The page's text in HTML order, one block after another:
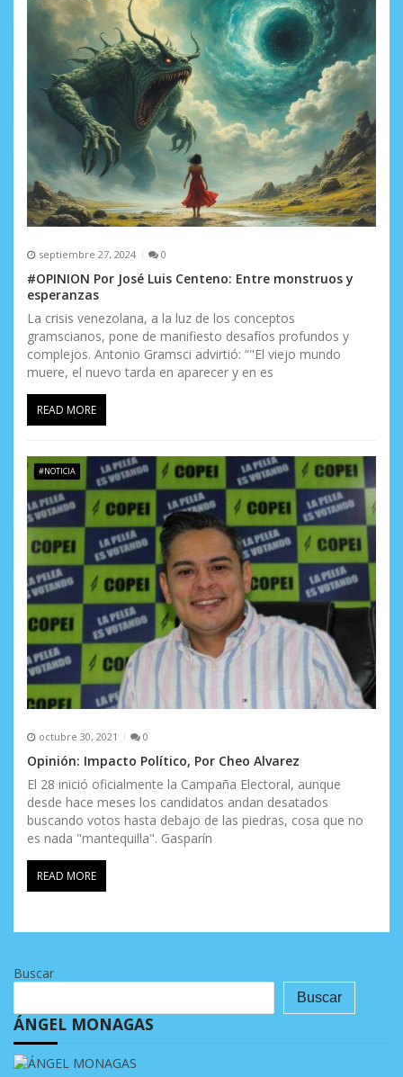
septiembre 27, 2024 0
#OPINION Por José Luis Centeno: Entre monstruos y
esperanzas
La crisis venezolana, a la luz de los conceptos
gramscianos, pone de manifiesto desafíos profundos y
complejos. Antonio Gramsci advirtió: “"El viejo mundo
muere, el nuevo tarda en aparecer y en es
READ MORE
#NOTICIA
octubre 30, 2021 0
Opinión: Impacto Político, Por Cheo Alvarez
El 28 inició oficialmente la Campaña Electoral, aunque
desde hace meses los candidatos andan desatados
buscando votos hasta debajo de las piedras, cosa que no
es nada "mantequilla". Gasparín
READ MORE
Buscar
Buscar
ÁNGEL MONAGAS